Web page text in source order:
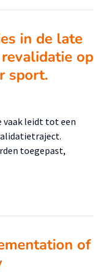
in de late
op
sport.
vaak leidt tot een
toegepast,
of